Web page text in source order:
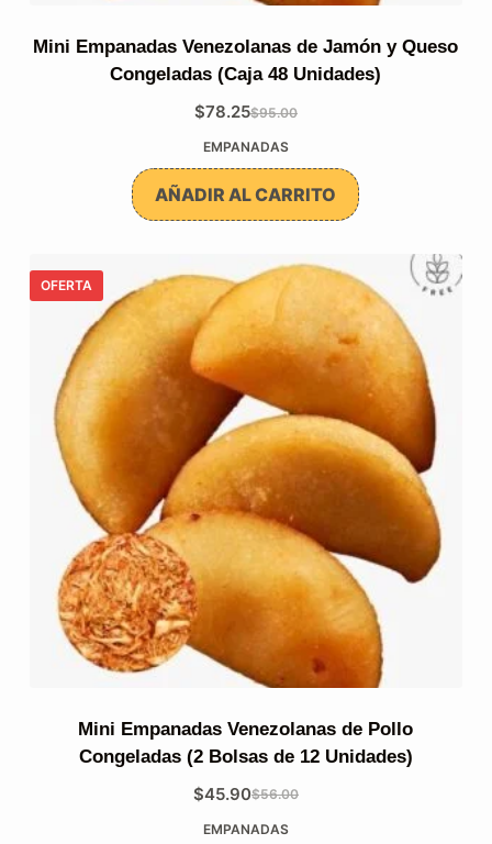
Mini Empanadas Venezolanas de Jamón y Queso
Congeladas (Caja 48 Unidades)
$95.00
El
precio
original
era:
$78.25
El
precio
actual
es:
EMPANADAS
AÑADIR AL CARRITO
OFERTA
Mini Empanadas Venezolanas de Pollo
Congeladas (2 Bolsas de 12 Unidades)
$56.00
El
precio
$45.90
El
precio
EMPANADAS